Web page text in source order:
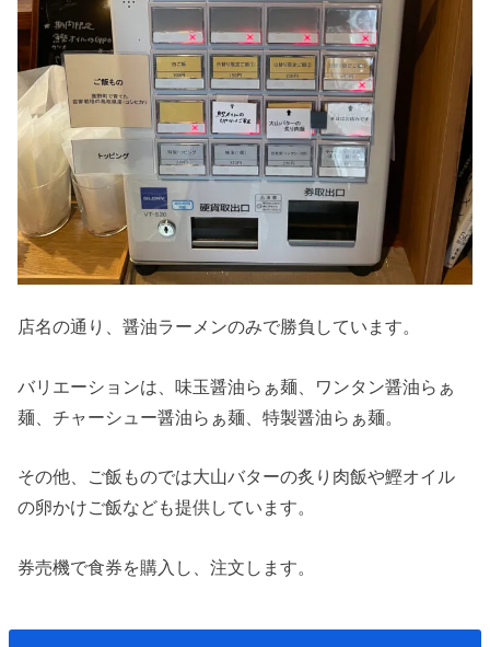
店名の通り、醤油ラーメンのみで勝負しています。
バリエーションは、味玉醤油らぁ麺、ワンタン醤油らぁ
麺、チャーシュー醤油らぁ麺、特製醤油らぁ麺。
その他、ご飯ものでは大山バターの炙り肉飯や鰹オイル
の卵かけご飯なども提供しています。
券売機で食券を購入し、注文します。